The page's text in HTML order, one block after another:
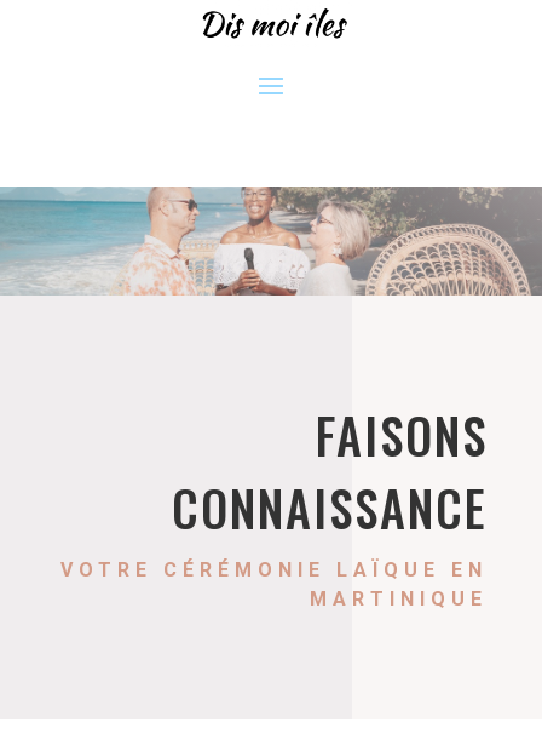
FAISONS
CONNAISSANCE
VOTRE CÉRÉMONIE LAÏQUE EN
MARTINIQUE